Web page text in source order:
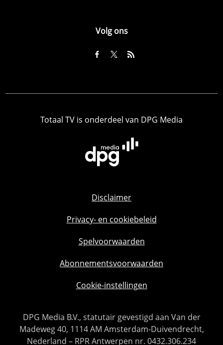
Volg ons
Totaal TV is onderdeel van DPG Media
Disclaimer
Privacy- en cookiebeleid
Spelvoorwaarden
Abonnementsvoorwaarden
Cookie-instellingen
DPG Media B.V., statutair gevestigd aan Van der
Madeweg 40, 1114 AM Amsterdam-Duivendrecht,
Nederland – RPR Antwerpen nr. 0432.306.234